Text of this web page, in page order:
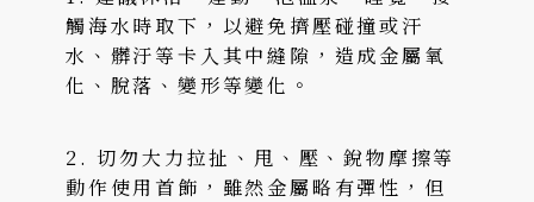
觸海水時取下，以避免擠壓碰撞或汗
水、髒汙等卡入其中縫隙，造成金屬氧
化、脫落、變形等變化。
2. 切勿大力拉扯、甩、壓、銳物摩擦等
動作使用首飾，雖然金屬略有彈性，但